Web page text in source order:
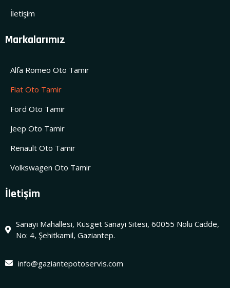
İletişim
Markalarımız
Alfa Romeo Oto Tamir
Fiat Oto Tamir
Ford Oto Tamir
Jeep Oto Tamir
Renault Oto Tamir
Volkswagen Oto Tamir
İletişim
Sanayi Mahallesi, Küsget Sanayi Sitesi, 60055 Nolu Cadde,
No: 4, Şehitkamil, Gaziantep.
info@gaziantepotoservis.com